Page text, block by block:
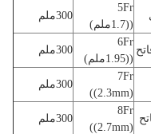
5Fr
((1.7ملم)
300ملم
6Fr
((1.95ملم)
300ملم
7Fr
((2.3mm)
300ملم
8Fr
((2.7mm)
300ملم